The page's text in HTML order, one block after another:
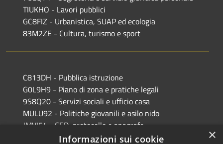
TIUKHO - Lavori pubblici
GC8FIZ - Urbanistica, SUAP ed ecologia
83M2ZE - Cultura, turismo e sport
C813DH - Pubblica istruzione
G0L9H9 - Piano di zona e pratiche legali
9S8Q20 - Servizi sociali e ufficio casa
MULU92 - Politiche giovanili e asilo nido
JMVI54 - CED, protocollo e anagrafe
EFR931 - Polizia Locale
×
Informazioni sui cookie